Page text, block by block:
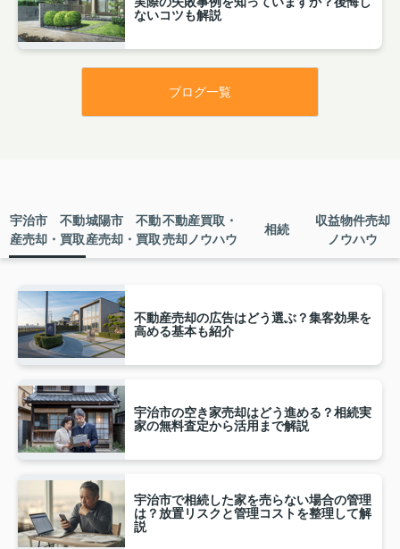
2026.02.08
JR奈良線『JR小倉』駅に令和8年3月
皆さんご存じでしたか？京都府宇治
2026.01.29
宇治市神明のご自宅を売却して頂いた
ハウスオービックのおおみょうに宇治
市神明のご自宅の売却を依頼して頂い
たT様からうれしいお言葉を頂きあり
がとうございます。 『大切な自宅を手
離すので安心できる方にお任せするの
が一番だと思います...
ないコツも解説
ブログ一覧
宇治市 不動
産売却・買取
城陽市 不動
産売却・買取
不動産買取・
売却ノウハウ
相続
収益物件売却
ノウハウ
不動産売却の広告はどう選ぶ？集客効果を
高める基本も紹介
宇治市の空き家売却はどう進める？相続実
家の無料査定から活用まで解説
宇治市で相続した家を売らない場合の管理
は？放置リスクと管理コストを整理して解
説